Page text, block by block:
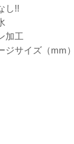
し!!
加工
ジサイズ（mm